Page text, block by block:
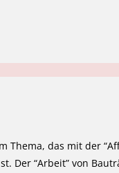
Thema, das mit der
Der “Arbeit” von